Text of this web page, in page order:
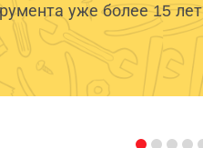
уже более 15 лет